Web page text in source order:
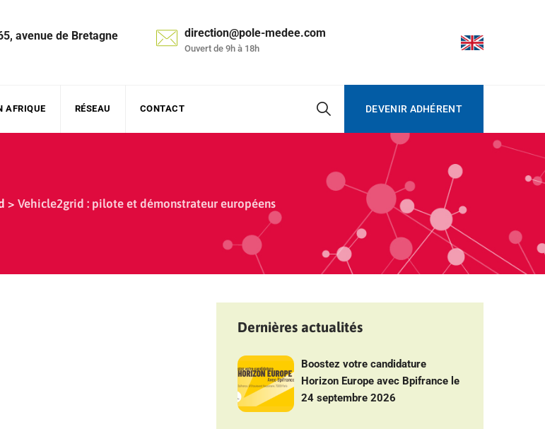
avenue de Bretagne
direction@pole-medee.com
Ouvert de 9h à 18h
AFRIQUE RÉSEAU CONTACT DEVENIR ADHÉRENT
> Vehicle2grid : pilote et démonstrateur européens
Dernières actualités
Boostez votre candidature
Horizon Europe avec Bpifrance le
24 septembre 2026